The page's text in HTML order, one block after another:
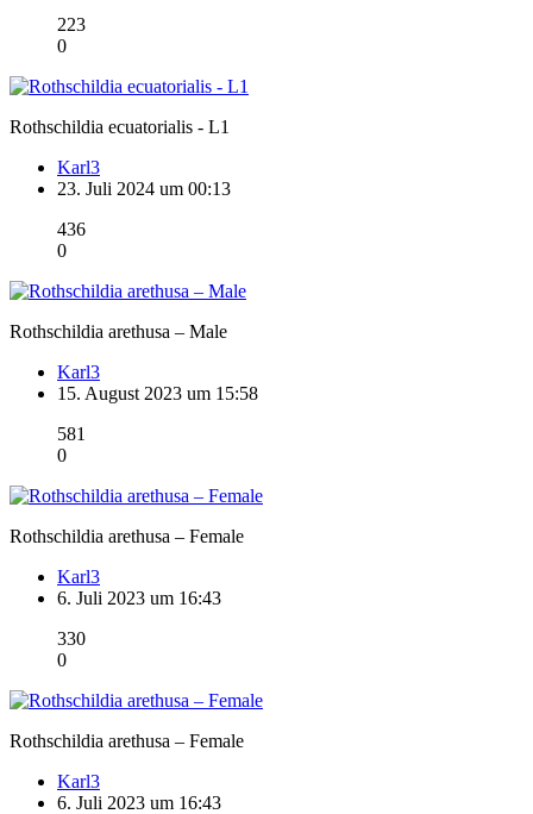
223
0
Rothschildia ecuatorialis - L1
Karl3
23. Juli 2024 um 00:13
436
0
Rothschildia arethusa – Male
Karl3
15. August 2023 um 15:58
581
0
Rothschildia arethusa – Female
Karl3
6. Juli 2023 um 16:43
330
0
Rothschildia arethusa – Female
Karl3
6. Juli 2023 um 16:43